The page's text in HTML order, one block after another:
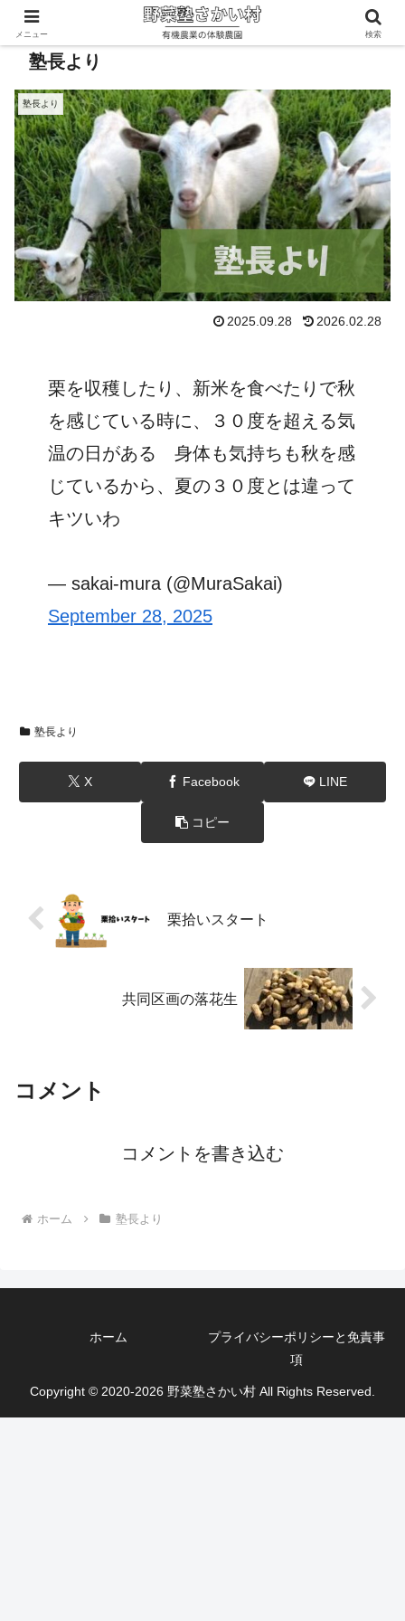
塾長より
塾長より
2025.09.28 2026.02.28
栗を収穫したり、新米を食べたりで秋
を感じている時に、３０度を超える気
温の日がある 身体も気持ちも秋を感
じているから、夏の３０度とは違って
キツいわ
— sakai-mura (@MuraSakai)
September 28, 2025
塾長より
X Facebook LINE
コピー
栗拾いスタート
共同区画の落花生
コメント
コメントを書き込む
ホーム 塾長より
ホーム
プライバシーポリシーと免責事
項
Copyright © 2020-2026 野菜塾さかい村 All Rights Reserved.
メニュー 検索